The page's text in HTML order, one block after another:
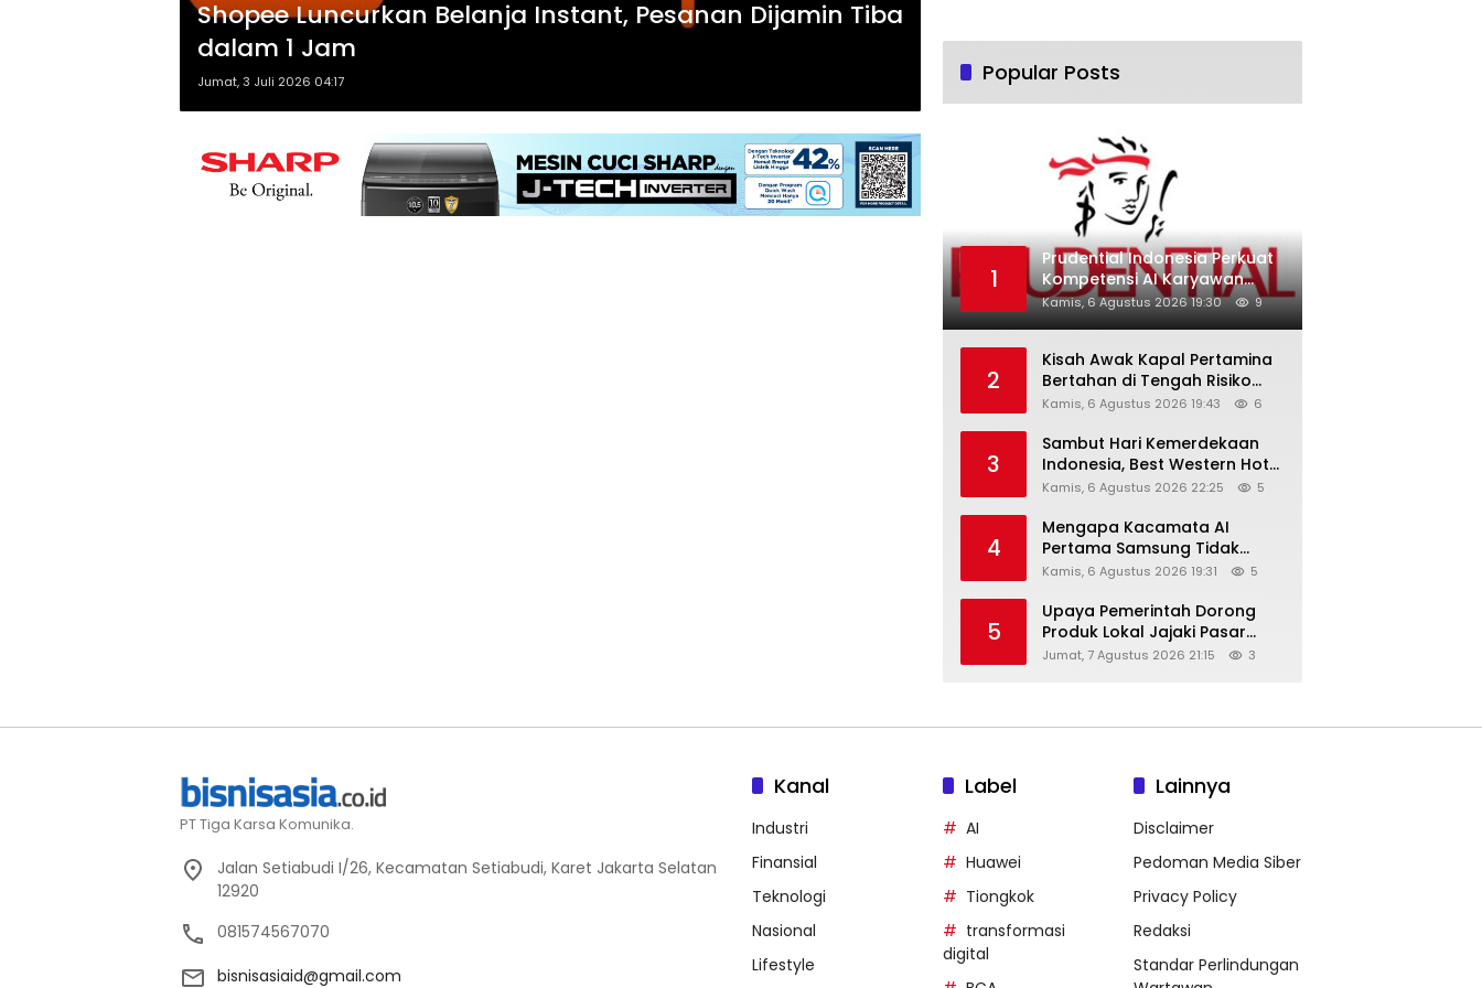
Shopee Luncurkan Belanja Instant, Pesanan Dijamin Tiba
dalam 1 Jam
Jumat, 3 Juli 2026 04:17 Popular Posts
1
Prudential Indonesia Perkuat
Kompetensi AI Karyawan
Lewat AI Week
Kamis, 6 Agustus 2026 19:30 9
2
Kisah Awak Kapal Pertamina
Bertahan di Tengah Risiko
Pelayaran Selat Hormuz
Kamis, 6 Agustus 2026 19:43 6
3
Sambut Hari Kemerdekaan
Indonesia, Best Western Hotel
Hadirkan The Freedom Stay
Kamis, 6 Agustus 2026 22:25 5
4
Mengapa Kacamata AI
Pertama Samsung Tidak
Dibekali Layar?
Kamis, 6 Agustus 2026 19:31 5
5
Upaya Pemerintah Dorong
Produk Lokal Jajaki Pasar
Global, Ini Harapan Menteri
Jumat, 7 Agustus 2026 21:15 3
PT Tiga Karsa Komunika.
Jalan Setiabudi I/26, Kecamatan Setiabudi, Karet Jakarta Selatan
12920
081574567070
bisnisasiaid@gmail.com
Kanal
Industri
Finansial
Teknologi
Nasional
Lifestyle
Label
AI
Huawei
Tiongkok
transformasi
digital
Lainnya
Disclaimer
Pedoman Media Siber
Privacy Policy
Redaksi
Standar Perlindungan